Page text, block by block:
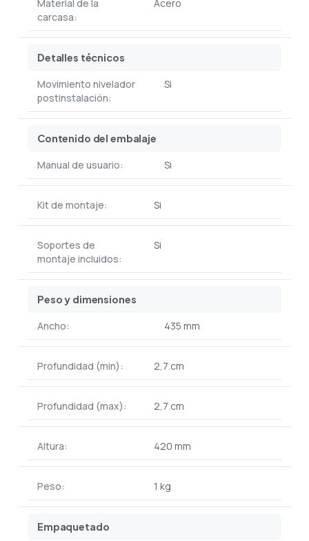
Material de la
carcasa:
Acero
Detalles técnicos
Movimiento nivelador
postinstalación:
Si
Contenido del embalaje
Manual de usuario: Si
Kit de montaje: Si
Soportes de
montaje incluidos:
Si
Peso y dimensiones
Ancho: 435 mm
Profundidad (min): 2,7 cm
Profundidad (max): 2,7 cm
Altura: 420 mm
Peso: 1 kg
Empaquetado